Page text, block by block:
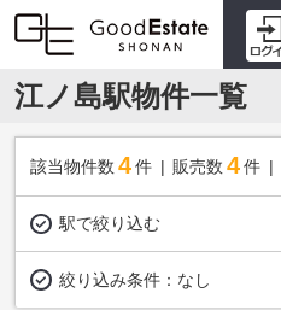
江ノ島駅物件一覧
該当物件数 4件 販売数 4 件
駅で絞り込む
絞り込み条件： なし